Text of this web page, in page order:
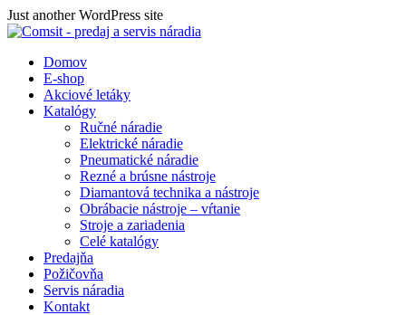
Skip
to
Just another WordPress site
Domov
E-shop
Akciové letáky
Katalógy
Ručné náradie
Elektrické náradie
Pneumatické náradie
Rezné a brúsne nástroje
Diamantová technika a nástroje
Obrábacie nástroje – vŕtanie
Stroje a zariadenia
Celé katalógy
Predajňa
Požičovňa
Servis náradia
Kontakt